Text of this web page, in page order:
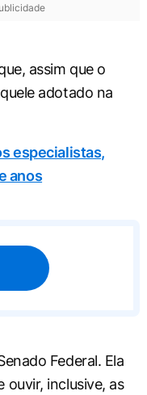
assim que o
adotado na
especialistas,
anos
Federal. Ela
ouvir, inclusive, as